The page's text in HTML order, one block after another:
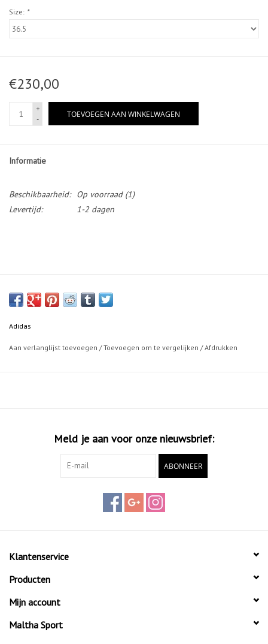
Size: *
€230,00
+
-
TOEVOEGEN AAN WINKELWAGEN
Informatie
Beschikbaarheid: Op voorraad(1)
Levertijd:
1-2 dagen
Adidas
Aan verlanglijst toevoegen /Toevoegen om te vergelijken /Afdrukken
Meld je aan voor onze nieuwsbrief:
ABONNEER
Klantenservice
Producten
Mijn account
Maltha Sport